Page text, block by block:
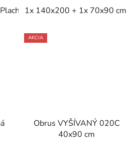
Plachta 160x200 cm Plachta
1x 140x200 + 1x 70x90 cm
AKCIA
Obrus VYŠÍVANÝ 020C
40x90 cm